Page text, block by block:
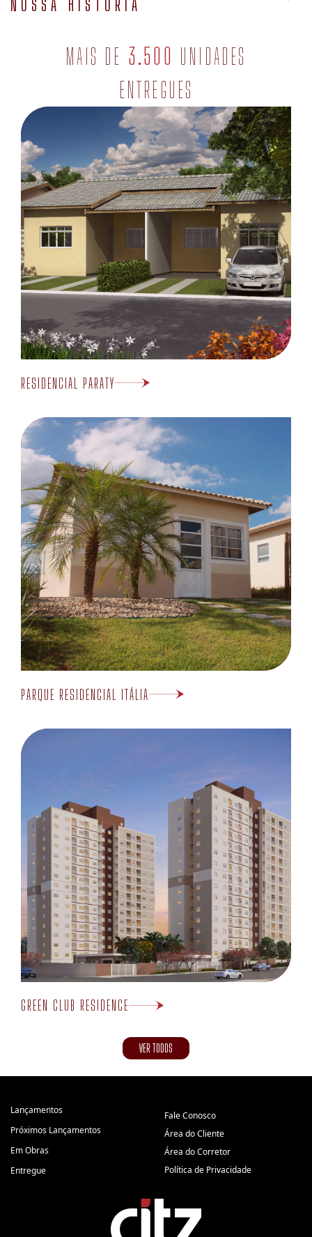
MAIS DE3.500
ENTREGUES
RESIDENCIAL PARATY
PARQUE RESIDENCIAL ITÁLIA
GREEN CLUB RESIDENCE
VER TODOS
Em Obras
Entregue
Fale Conosco
Área do Corretor
Política de Privacidade